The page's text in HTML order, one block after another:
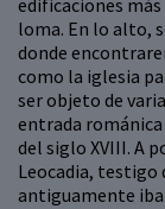
edificaciones
loma. En lo alto,
donde
como la iglesia
ser objeto de
entrada románica
del siglo XVIII. A
Leocadia, testigo
antiguamente